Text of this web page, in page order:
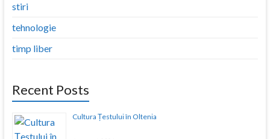
stiri
tehnologie
timp liber
Recent Posts
Cultura Țestului în Oltenia